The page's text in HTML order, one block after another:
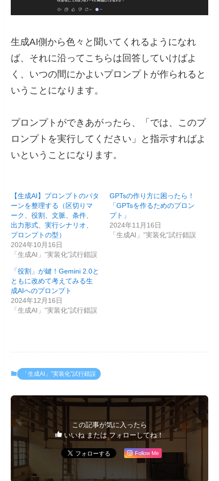
生成AI側から色々と聞いてくれるようになれ
ば、それに沿ってこちらは回答していけばよ
く、いつの間にかよいプロンプトが作られると
いうことになります。
プロンプトができあがったら、「では、このプ
ロンプトを実行してください」と指示すればよ
いということになります。
【生成AI】プロンプトのパタ
ーンを整理する（区切りマ
ーク、役割、文脈、条件、
出力形式、実行シナリオ、
プロンプトの型）
2024年10月16日
「生成AI」”実装化”試行錯誤
GPTsの作り方に困ったら！
「GPTsを作るためのプロン
プト」
2024年11月16日
「生成AI」”実装化”試行錯誤
「役割」が鍵！Gemini 2.0と
ともに改めて考えてみる生
成AIへのプロンプト
2024年12月16日
「生成AI」”実装化”試行錯誤
「生成AI」”実装化”試行錯誤
この記事が気に入ったら
いいね または フォローしてね！
Follow Me